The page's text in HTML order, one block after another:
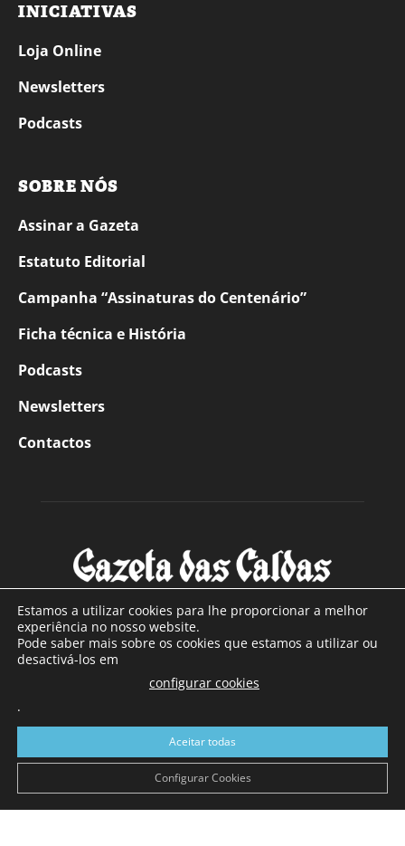
INICIATIVAS
Loja Online
Newsletters
Podcasts
SOBRE NÓS
Assinar a Gazeta
Estatuto Editorial
Campanha “Assinaturas do Centenário”
Ficha técnica e História
Podcasts
Newsletters
Contactos
SOBRE NÓS
Com sede nas Caldas da Rainha e mais de 90 anos de
a sul de distrito de Leiria, com mais de 40.000 leitores por
toda a região Oeste. Jornal com distribuição em Portugal
Continental e assinatura online.
Estamos a utilizar cookies para lhe proporcionar a melhor
experiência no nosso website.
Pode saber mais sobre os cookies que estamos a utilizar ou
desactivá-los em
configurar cookies
.
Aceitar todas
Configurar Cookies